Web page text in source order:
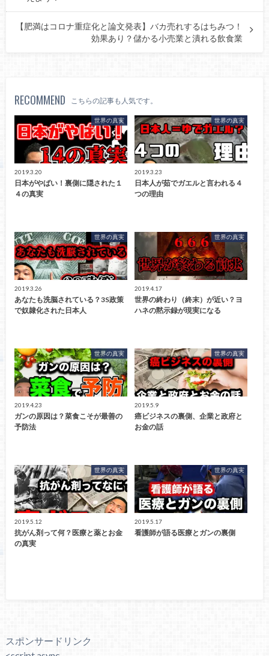
【肥満はコロナ重症化と論文発表】バカ売れするはちみつ！
効果あり？儲かる小売業と潰れる飲食業
RECOMMEND こちらの記事も人気です。
世界の真実
2019.3.20
日本がやばい！裏側に隠された１
４の真実
世界の真実
2019.3.23
日本人が茹でガエルと言われる４
つの理由
世界の真実
2019.3.26
あなたも洗脳されている？3S政策
で奴隷化された日本人
世界の真実
2019.4.17
世界の終わり（終末）が近い？ヨ
ハネの黙示録が現実になる
世界の真実
2019.4.23
ガンの原因は？菜食こそが最善の
予防法
世界の真実
2019.5.9
癌ビジネスの裏側、企業と政府と
お金の話
世界の真実
2019.5.12
抗がん剤って何？医療と薬とお金
の真実
世界の真実
2019.5.17
看護師が語る医療とガンの裏側
スポンサードリンク